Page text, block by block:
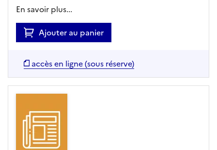
En savoir plus...
Ajouter au panier
accès en ligne (sous réserve)